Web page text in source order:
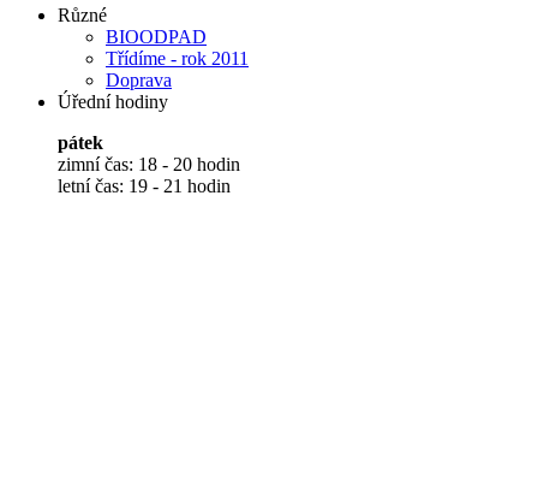
Různé
BIOODPAD
Třídíme - rok 2011
Doprava
Úřední hodiny
pátek
zimní čas: 18 - 20 hodin
letní čas: 19 - 21 hodin